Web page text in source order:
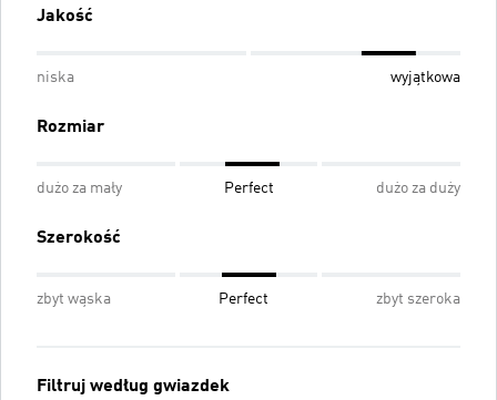
Jakość
niska wyjątkowa
Rozmiar
dużo za mały Perfect dużo za duży
Szerokość
zbyt wąska Perfect zbyt szeroka
Filtruj według gwiazdek